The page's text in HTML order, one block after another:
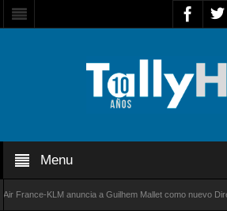
Menu
KLM anuncia a Guilhem Mallet como nuevo Director